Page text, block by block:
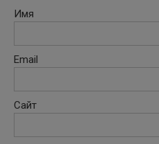
Имя
Email
Сайт